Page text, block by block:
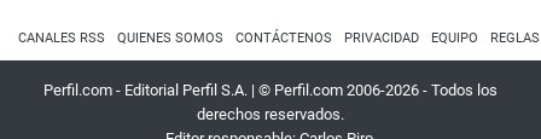
CANALES RSS QUIENES SOMOS CONTÁCTENOS PRIVACIDAD EQUIPO
Perfil.com - Editorial Perfil S.A. | © Perfil.com 2006-2026 - Todos los
derechos reservados.